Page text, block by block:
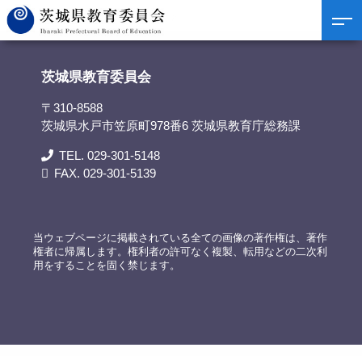
茨城県教育委員会>リンク集>筑波大学
茨城県教育委員会
〒310-8588
茨城県水戸市笠原町978番6 茨城県教育庁総務課
TEL. 029-301-5148
FAX. 029-301-5139
当ウェブページに掲載されている全ての画像の著作権は、著作
権者に帰属します。権利者の許可なく複製、転用などの二次利
用をすることを固く禁じます。